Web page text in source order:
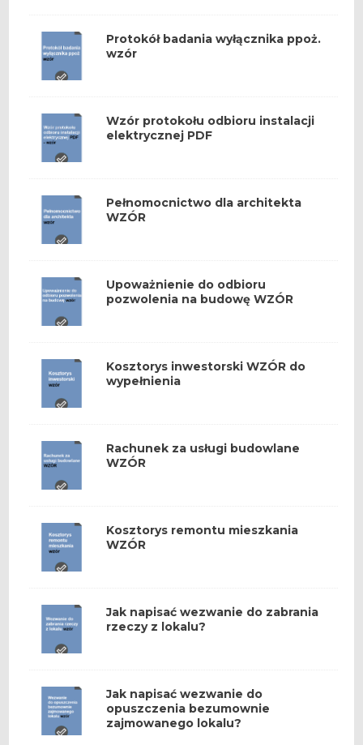
Protokół badania wyłącznika ppoż.
wzór
Wzór protokołu odbioru instalacji
elektrycznej PDF
Pełnomocnictwo dla architekta
WZÓR
Upoważnienie do odbioru
pozwolenia na budowę WZÓR
Kosztorys inwestorski WZÓR do
wypełnienia
Rachunek za usługi budowlane
WZÓR
Kosztorys remontu mieszkania
WZÓR
Jak napisać wezwanie do zabrania
rzeczy z lokalu?
Jak napisać wezwanie do
opuszczenia bezumownie
zajmowanego lokalu?